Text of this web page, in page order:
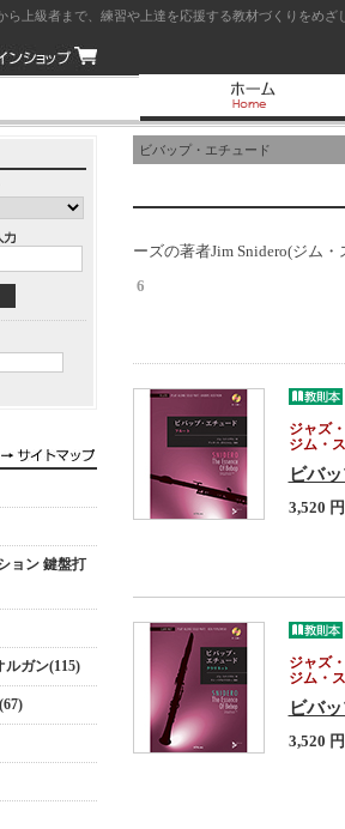
ら上級者まで、練習や上達を応援する教材づくりをめ
ョン 鍵盤打
ルガン(115)
ビバップ・エチュード
ーズの著者Jim Snidero(ジム
6
ジャズ
ジム・
ビバ
3,520 円
ジャズ
ジム・
ビバ
3,520 円